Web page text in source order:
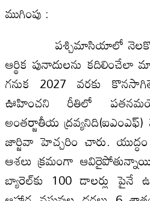
ముగింపు :
పశ్చిమాసియాలో నెలకొన్న
ఆర్థిక పునాదులను
గనుక 2027 వరకు
ఊహించని రీతిలో
అంతర్జాతీయ
జార్జివా హెచ్చరిం చారు.
ఆశలు క్రమంగా
బ్యారెల్‌కు 100 డాలర్లు పైనే